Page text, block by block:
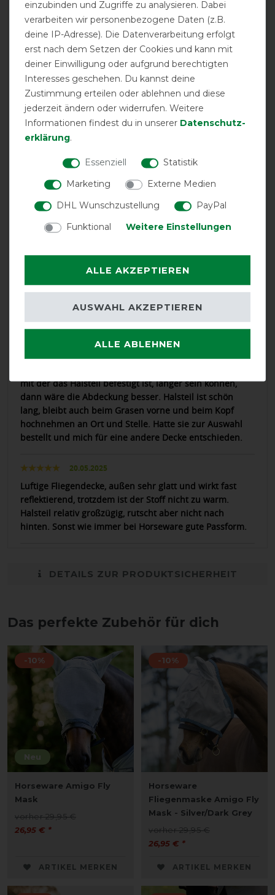
Qualitativ hochwertig und eine gute Passform. Auch
schön dünn und nicht zu heiß. Ich bin sehr zufrieden
26.05.2026
Die Decke macht einen stabilen Eindruck und ich hätte
sie auch gerne behalten, leider aber 125 zu klein und
135 zu groß
14.03.2026
Die Decke macht einen sehr guten Eindruck. Da wir noch
nicht entsprechendes Wetter konnte ich die Decke noch
nicht in Einsatz bringen.
26.08.2025
diese entschieden
nicht. Ein vorderer doppelter Klettverschluß wäre
sinnvoll, da dieser oft aufgeht. Sehr schön ist auch das
leichte Gewicht.
mit der das Halsteil befestigt ist, länger sein können,
dann wäre die Abdeckung besser. Halsteil ist schön
lang, bleibt auch beim Grasen vorne und beim Kopf
hochnehmen an Ort und Stelle. Hatte sie zur Auswahl
bestellt und mich für eine andere Decke entschieden.
20.05.2025
Luftige Fliegendecke, außen sehr glatt und wirkt fast
reflektierend, trotzdem ist der Stoff nicht zu warm.
Halsteil relativ großzügig, rutscht aber nicht nach
hinten. Sonst wie immer bei Horseware gute Passform.
DETAILS ZUR PRODUKTSICHERHEIT
Das perfekte Zubehör für dich
Neu
-10%
Horseware Amigo Fly
Mask
vorher 29,95 €
26,95 € *
ARTIKEL MERKEN
-10%
Horseware
Fliegenmaske Amigo Fly
Mask - Silver/Dark Grey
vorher 29,95 €
26,95 € *
ARTIKEL MERKEN
einzubinden und Zugriffe zu analysieren. Dabei
verarbeiten wir personenbezogene Daten (z.B.
deine IP-Adresse). Die Datenverarbeitung erfolgt
erst nach dem Setzen der Cookies und kann mit
deiner Einwilligung oder aufgrund berechtigten
Interesses geschehen. Du kannst deine
Zustimmung erteilen oder ablehnen und diese
jederzeit ändern oder widerrufen. Weitere
Informationen findest du in unserer Daten­schutz­
erklärung.
Essenziell
Statistik
Marketing
Externe Medien
DHL Wunschzustellung
PayPal
Funktional
Weitere Einstellungen
ALLE AKZEPTIEREN
ALLE ABLEHNEN
AUSWAHL AKZEPTIEREN